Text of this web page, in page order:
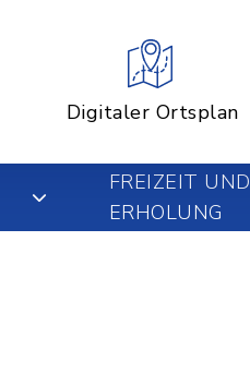
Digitaler Ortsplan
FREIZEIT UND
ERHOLUNG